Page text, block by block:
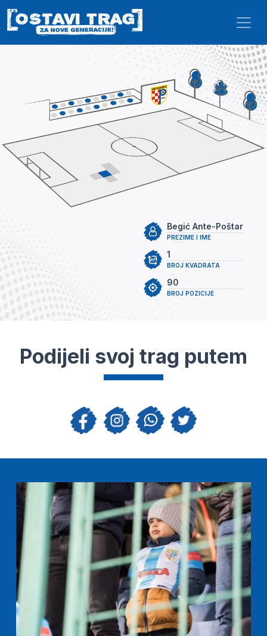
Skip to main content
PREZIME I IME
Begić Ante-Poštar
BROJ KVADRATA
1
BROJ POZICIJE
90
Podijeli svoj trag putem